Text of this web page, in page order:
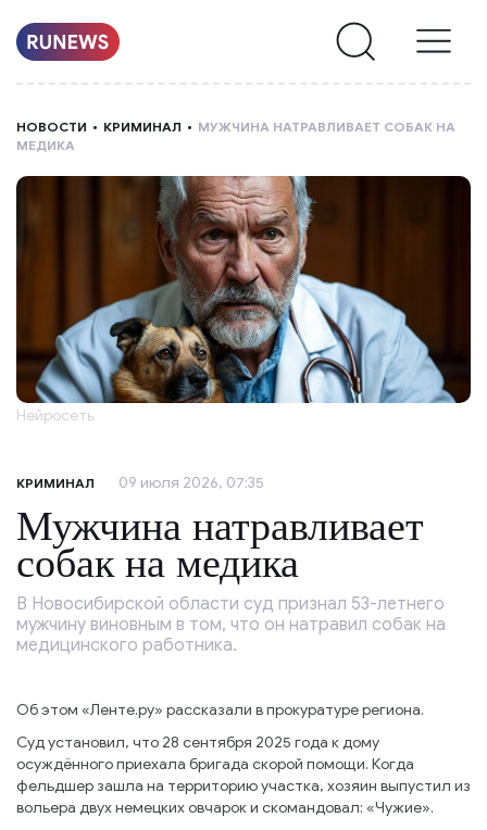
НОВОСТИ КРИМИНАЛ
МУЖЧИНА НАТРАВЛИВАЕТ СОБАК НА
МЕДИКА
Нейросеть
КРИМИНАЛ 09 июля 2026, 07:35
Мужчина натравливает
собак на медика
В Новосибирской области суд признал 53-летнего
мужчину виновным в том, что он натравил собак на
медицинского работника.
Об этом «Ленте.ру» рассказали в прокуратуре региона.
Суд установил, что 28 сентября 2025 года к дому
осуждённого приехала бригада скорой помощи. Когда
фельдшер зашла на территорию участка, хозяин выпустил из
вольера двух немецких овчарок и скомандовал: «Чужие».